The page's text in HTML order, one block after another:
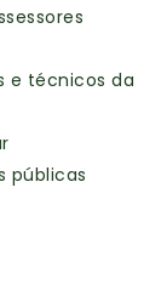
e técnicos da
públicas